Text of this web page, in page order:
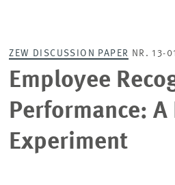
Employee
Performance: A
Experiment
ZEW DISCUSSION PAPER NR. 13-